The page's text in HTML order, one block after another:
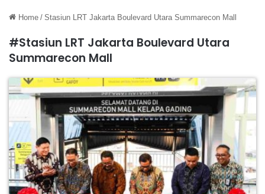
Home / Stasiun LRT Jakarta Boulevard Utara Summarecon Mall
#Stasiun LRT Jakarta Boulevard Utara
Summarecon Mall